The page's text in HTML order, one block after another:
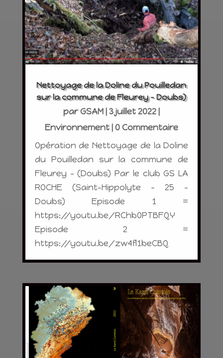
Nettoyage de la Doline du Pouilledan
sur la commune de Fleurey – Doubs)
parGSAM| 3 juillet 2022|
Environnement| 0 Commentaire
Opération de Nettoyage de la Doline
du Pouilledan sur la commune de
Fleurey - (Doubs) Par le club GS LA
ROCHE (Saint-Hippolyte - 25 -
Doubs) Episode 1 =
https://youtu.be/RChb0PTBFQY
Episode 2 =
https://youtu.be/zw4fl1beCBQ